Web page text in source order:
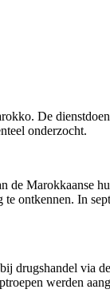
De
onderzocht.
Marokkaanse
ontkennen. In
drugshandel via
werden